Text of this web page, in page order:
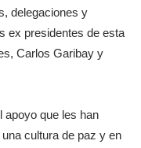
delegaciones y
ex presidentes de esta
Carlos Garibay y
apoyo que les han
cultura de paz y en